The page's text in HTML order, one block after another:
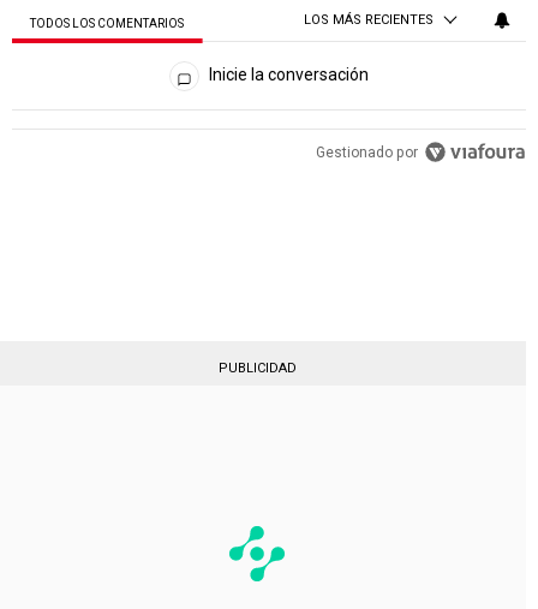
TODOS LOS COMENTARIOS LOS MÁS RECIENTES
Todos los comentarios
Inicie la conversación
PUBLICIDAD